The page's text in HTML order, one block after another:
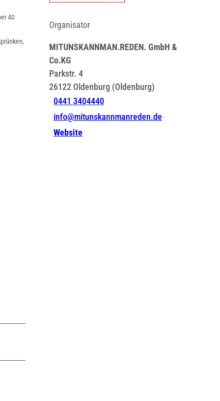
40
Organisator
MITUNSKANNMAN.REDEN. GmbH &
Co.KG
Parkstr. 4
26122 Oldenburg (Oldenburg)
0441 3404440
info@mitunskannmanreden.de
Website